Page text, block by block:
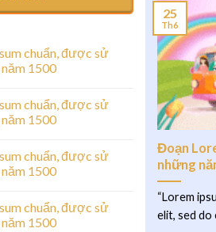
chuẩn, được sử
1500
chuẩn, được sử
1500
chuẩn, được sử
1500
chuẩn, được sử
1500
Đoạn
những
“Lorem
elit, sed do
25
Th6
is your first post.
writing!